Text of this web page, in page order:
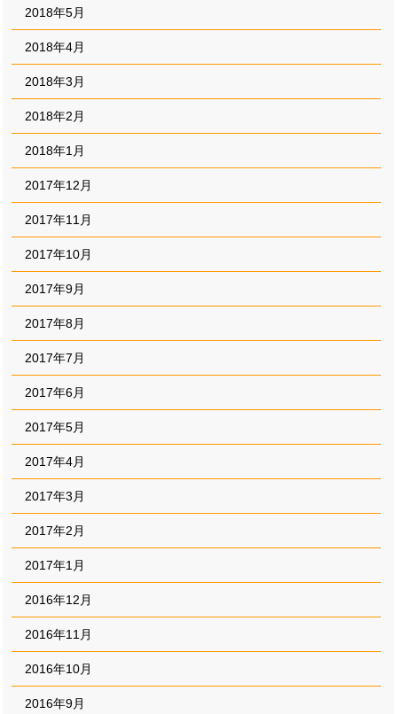
2018年5月
2018年4月
2018年3月
2018年2月
2018年1月
2017年12月
2017年11月
2017年10月
2017年9月
2017年8月
2017年7月
2017年6月
2017年5月
2017年4月
2017年3月
2017年2月
2017年1月
2016年12月
2016年11月
2016年10月
2016年9月